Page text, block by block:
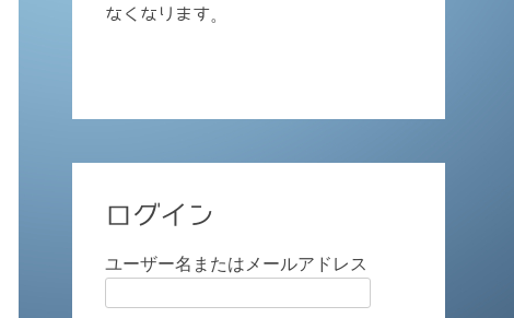
なくなります。
ログイン
ユーザー名またはメールアドレス